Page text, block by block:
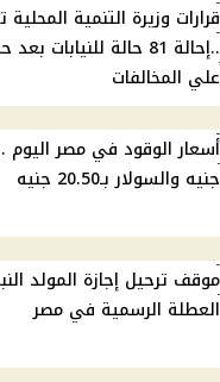
..إحالة 81 حالة
علي المخالفات
جنيه والسولار بـ20.50 جنيه
العطلة الرسمية في مصر